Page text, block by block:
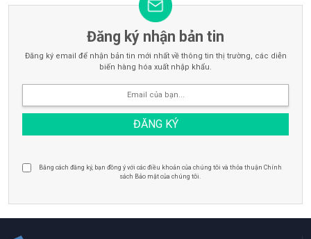
Đăng ký nhận bản tin
Đăng ký email để nhận bản tin mới nhất về thông tin thị trường, các diễn
biến hàng hóa xuất nhập khẩu.
Bằng cách đăng ký, bạn đồng ý với các điều khoản của chúng tôi và thỏa thuận Chính
sách Bảo mật của chúng tôi.